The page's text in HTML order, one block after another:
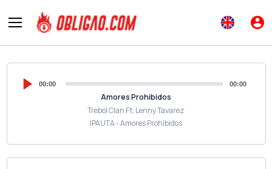
00:00 00:00
Amores Prohibidos
Trebol Clan Ft. Lenny Tavarez
IPAUTA - Amores Prohibidos